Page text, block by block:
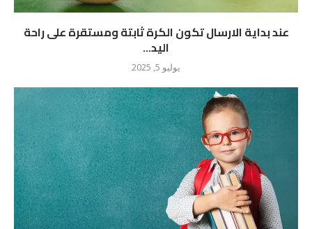
عند بداية الارسال تكون الكرة ثابتة ومستقرة على راحة
اليد...
يوليو 5, 2025